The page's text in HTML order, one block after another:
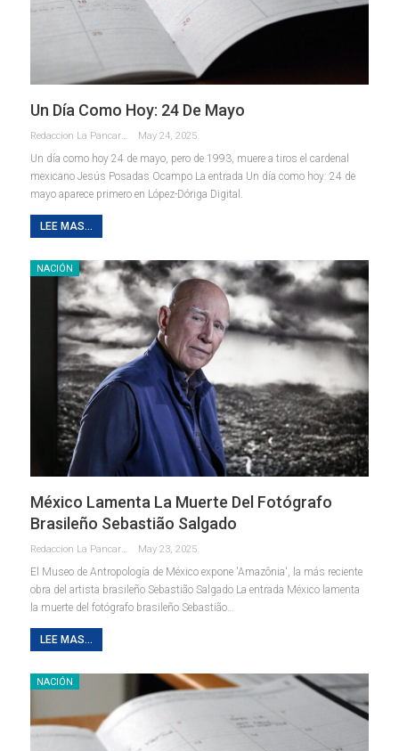
Un Día Como Hoy: 24 De Mayo
Redaccion La Pancarta De Quintana Roo May 24, 2025
Un día como hoy 24 de mayo, pero de 1993, muere a tiros el cardenal
mexicano Jesús Posadas Ocampo La entrada Un día como hoy: 24 de
mayo aparece primero en López-Dóriga Digital.
LEE MAS...
NACIÓN
México Lamenta La Muerte Del Fotógrafo
Brasileño Sebastião Salgado
Redaccion La Pancarta De Quintana Roo May 23, 2025
El Museo de Antropología de México expone 'Amazônia', la más reciente
obra del artista brasileño Sebastião Salgado La entrada México lamenta
la muerte del fotógrafo brasileño Sebastião…
LEE MAS...
NACIÓN